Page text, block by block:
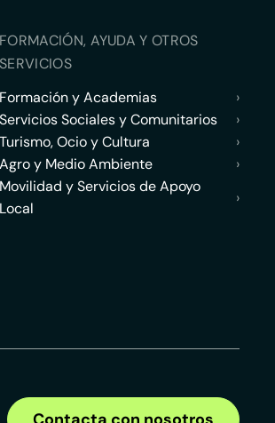
FORMACIÓN, AYUDA Y OTROS
SERVICIOS
Formación y Academias
›
Servicios Sociales y Comunitarios
›
Turismo, Ocio y Cultura
›
Agro y Medio Ambiente
›
Movilidad y Servicios de Apoyo
Local
›